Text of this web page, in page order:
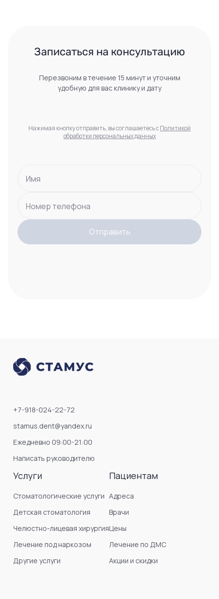
Записаться на консультацию
Перезвоним в течение 15 минут и уточним
удобную для вас клинику и дату
Нажимая кнопку отправить, вы соглашаетесь сПолитикой
обработки персональных данных
Имя
Номер телефона
Отправить
+7-918-024-22-72
stamus.dent@yandex.ru
Ежедневно 09:00-21:00
Написать руководителю
Услуги
Стоматологические услуги
Детская стоматология
Челюстно-лицевая хирургия
Лечение под наркозом
Другие услуги
Пациентам
Адреса
Врачи
Цены
Лечение по ДМС
Акции и скидки